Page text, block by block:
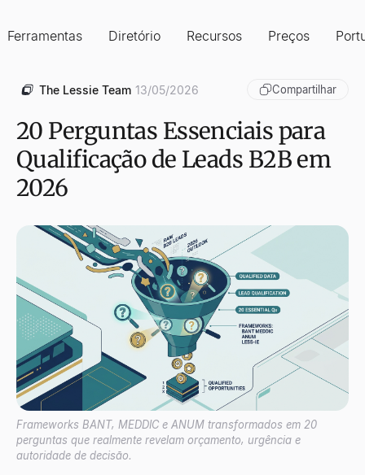
Ferramentas Diretório Recursos Preços
The Lessie Team 13/05/2026 Compartilhar
20 Perguntas Essenciais para
Qualificação de Leads B2B em
2026
Frameworks BANT, MEDDIC e ANUM transformados em 20
perguntas que realmente revelam orçamento, urgência e
autoridade de decisão.